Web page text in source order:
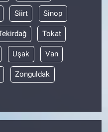
Siirt Sinop
Tokat
Uşak Van
Zonguldak